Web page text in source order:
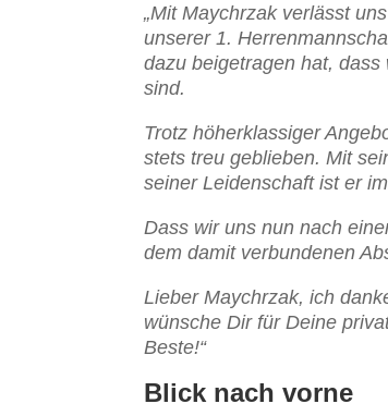
„Mit Maychrzak verlässt
unserer 1.
dazu beigetragen hat,
sind.
Trotz höherklassiger
stets treu geblieben. Mit
seiner Leidenschaft ist er
Dass wir uns nun nach
dem damit verbundenen
Lieber Maychrzak, ich
wünsche Dir für Deine
Beste!“
Blick nach vorne